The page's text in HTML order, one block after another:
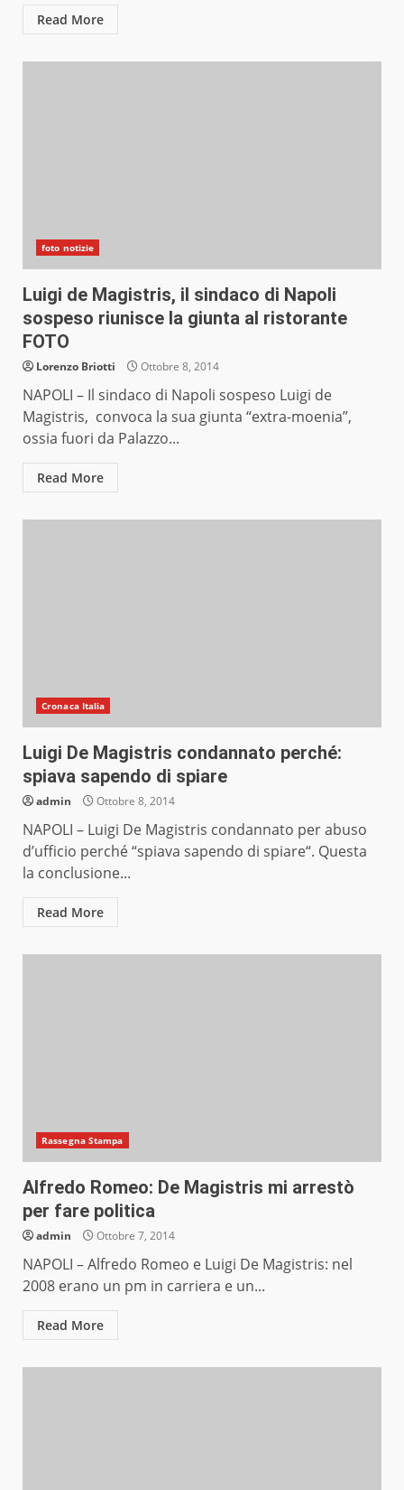
Read More
foto notizie
Luigi de Magistris, il sindaco di Napoli
sospeso riunisce la giunta al ristorante
FOTO
Lorenzo Briotti Ottobre 8, 2014
NAPOLI – Il sindaco di Napoli sospeso Luigi de
Magistris, convoca la sua giunta “extra-moenia”,
ossia fuori da Palazzo...
Read More
Cronaca Italia
Luigi De Magistris condannato perché:
spiava sapendo di spiare
admin Ottobre 8, 2014
NAPOLI – Luigi De Magistris condannato per abuso
d’ufficio perché “spiava sapendo di spiare“. Questa
la conclusione...
Read More
Rassegna Stampa
Alfredo Romeo: De Magistris mi arrestò
per fare politica
admin Ottobre 7, 2014
NAPOLI – Alfredo Romeo e Luigi De Magistris: nel
2008 erano un pm in carriera e un...
Read More